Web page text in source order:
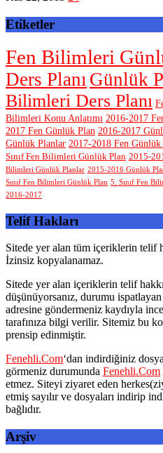
Etiketler
Fen Bilimleri
Ders Planı Günlük
Bilimleri Ders Planı
Bilimleri Konu Anlatımı 2016-2017
2017 Fen Günlük Plan 2016-2017
Günlük Planlar 2017-2018 Fen Günlük
Sınıf Fen Bilimleri Günlük Plan 2015-
Bilimleri Günlük Planlar 2015-2016 Günlük
Sınıf Fen Bilimleri Günlük Plan 5. Sınıf Fen
2016-2017
Telif Hakları
Sitede yer alan tüm içeriklerin telif
İzinsiz kopyalanamaz.
Sitede yer alan içeriklerin telif
düşünüyorsanız, durumu
adresine göndermeniz kaydıyla
tarafınıza bilgi verilir. Sitemiz bu
prensip edinmiştir.
Fenehli.Com‘dan indirdiğiniz
görmeniz durumunda Fenehli.Com
etmez. Siteyi ziyaret eden
etmiş sayılır ve dosyaları indirip
bağlıdır.
Arşiv